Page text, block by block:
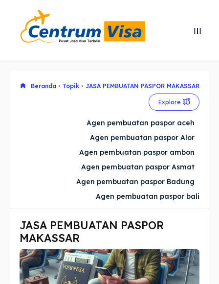
Cari
Cari
Explore our destinations
Imta
Legalisir
Apostille
Explore our destinations
Imta
Legalisir
Apostille
Beranda Topik JASA PEMBUATAN PASPOR MAKASSAR
Explore
Agen pembuatan paspor aceh
Agen pembuatan paspor Alor
Agen pembuatan paspor ambon
Agen pembuatan paspor Asmat
Agen pembuatan paspor Badung
Agen pembuatan paspor bali
JASA PEMBUATAN PASPOR
MAKASSAR